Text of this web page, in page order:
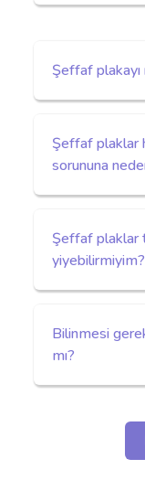
Şeffaf plakayı
Şeffaf plaklar
sorununa
Şeffaf plaklar
yiyebilirmiyim?
Bilinmesi
mı?